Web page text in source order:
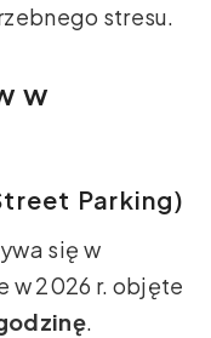
stresu.
w
Parking)
się w
w 2026 r. objęte
.